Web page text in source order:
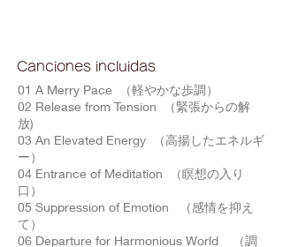
Canciones incluidas
01 A Merry Pace （軽やかな歩調）
02 Release from Tension （緊張からの解
放)
03 An Elevated Energy （高揚したエネルギ
ー）
04 Entrance of Meditation （瞑想の入り
口）
05 Suppression of Emotion （感情を抑え
て）
06 Departure for Harmonious World （調